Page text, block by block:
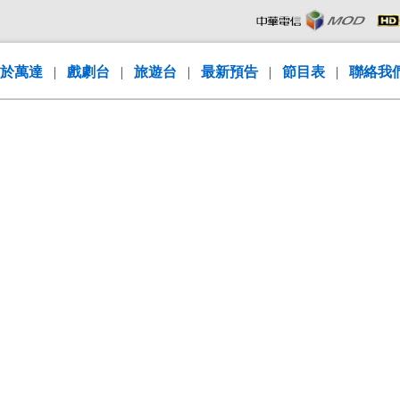
萬達 | 戲劇台 | 旅遊台 | 最新預告 | 節目表 | 聯絡我